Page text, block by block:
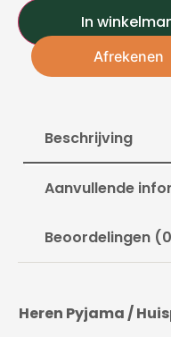
In
Afrekenen
Beschrijving
Aanvullende
Beoordelingen
Heren Pyjama /